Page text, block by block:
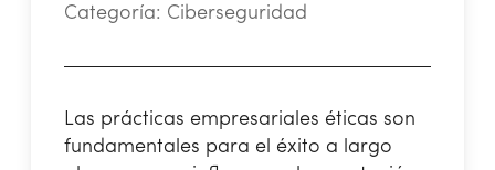
Categoría: Ciberseguridad
Las prácticas empresariales éticas son
fundamentales para el éxito a largo